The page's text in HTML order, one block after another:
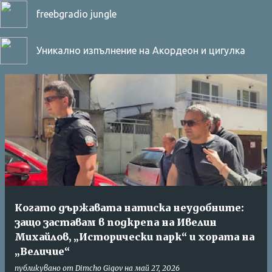
freebgradio jungle
Уникално изпълнение на Акордеон и цигулка
Когато държавата натиска неудобните:
защо заставам в подкрепа на Ивелин
Михайлов, „Исторически парк“ и хората на
„Величие“
публикувано от Dimcho Gigov на май 27, 2026